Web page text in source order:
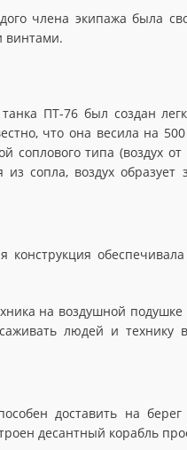
члена экипажа была
винтами.
ПТ-76 был создан
что она весила на
типа (воздух от
сопла, воздух образует
на воздушной
людей и технику
доставить на
десантный корабль